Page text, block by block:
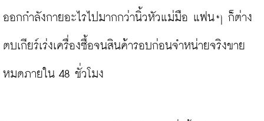
ออกกำลังกายอะไรไปมากกว่านิ้วหัวแม่มือ แฟนๆ ก็ต่าง
ตบเกียร์เร่งเครื่องซื้อจนสินค้ารอบก่อนจำหน่ายจริงขาย
หมดภายใน 48 ชั่วโมง